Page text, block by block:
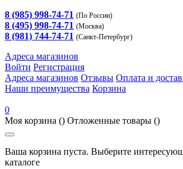
8 (985) 998-74-71 (По России)
8 (495) 998-74-71 (Москва)
8 (981) 744-74-71 (Санкт-Петербург)
Адреса магазинов
Войти Регистрация
Адреса магазинов Отзывы Оплата и
Наши преимущества Корзина
0
Моя корзина () Отложенные товары ()
Ваша корзина пуста. Выберите
каталоге